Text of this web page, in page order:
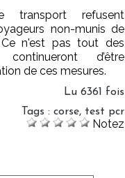
transport refusent
non-munis de
n'est pas tout des
d’être
de ces mesures.
Lu 6361 fois
Tags : corse, test pcr
Notez